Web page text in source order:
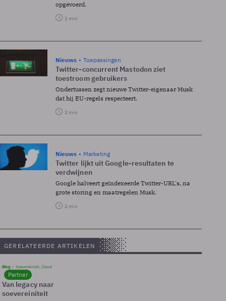
opgevoerd.
1 min
Nieuws Toepassingen
Twitter-concurrent Mastodon ziet
toestroom gebruikers
Ondertussen zegt nieuwe Twitter-eigenaar Musk
dat hij EU-regels respecteert.
2 min
Nieuws Marketing
Twitter lijkt uit Google-resultaten te
verdwijnen
Google halveert geïndexeerde Twitter-URL's, na
grote storing en maatregelen Musk.
2 min
GERELATEERDE ARTIKELEN
Blog Soevereinteit, Cloud
Partner
Van legacy naar
soevereiniteit